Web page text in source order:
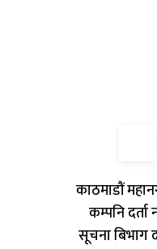
काठमाडौं
कम्पनि
सूचना बिभाग